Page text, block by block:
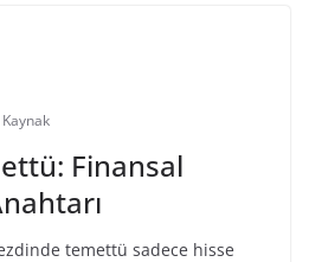
Finansal
temettü sadece hisse